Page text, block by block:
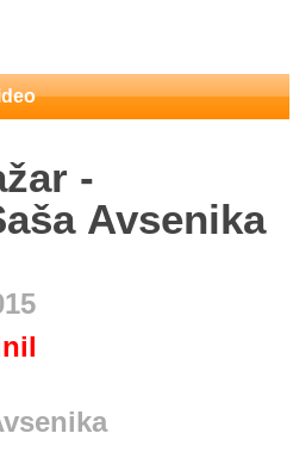
-
Avsenika